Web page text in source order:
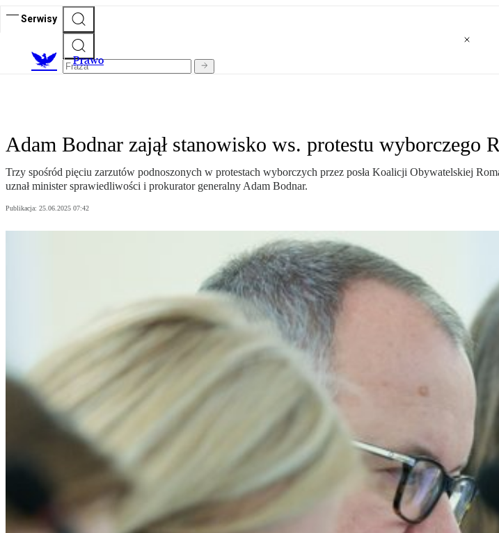
Serwisy
Prawo
Adam Bodnar zajął stanowisko ws. protestu wyborczego
Trzy spośród pięciu zarzutów podnoszonych w protestach wyborczych przez posła Koalicji Obywatelskiej
uznał minister sprawiedliwości i prokurator generalny Adam Bodnar.
Publikacja: 25.06.2025 07:42